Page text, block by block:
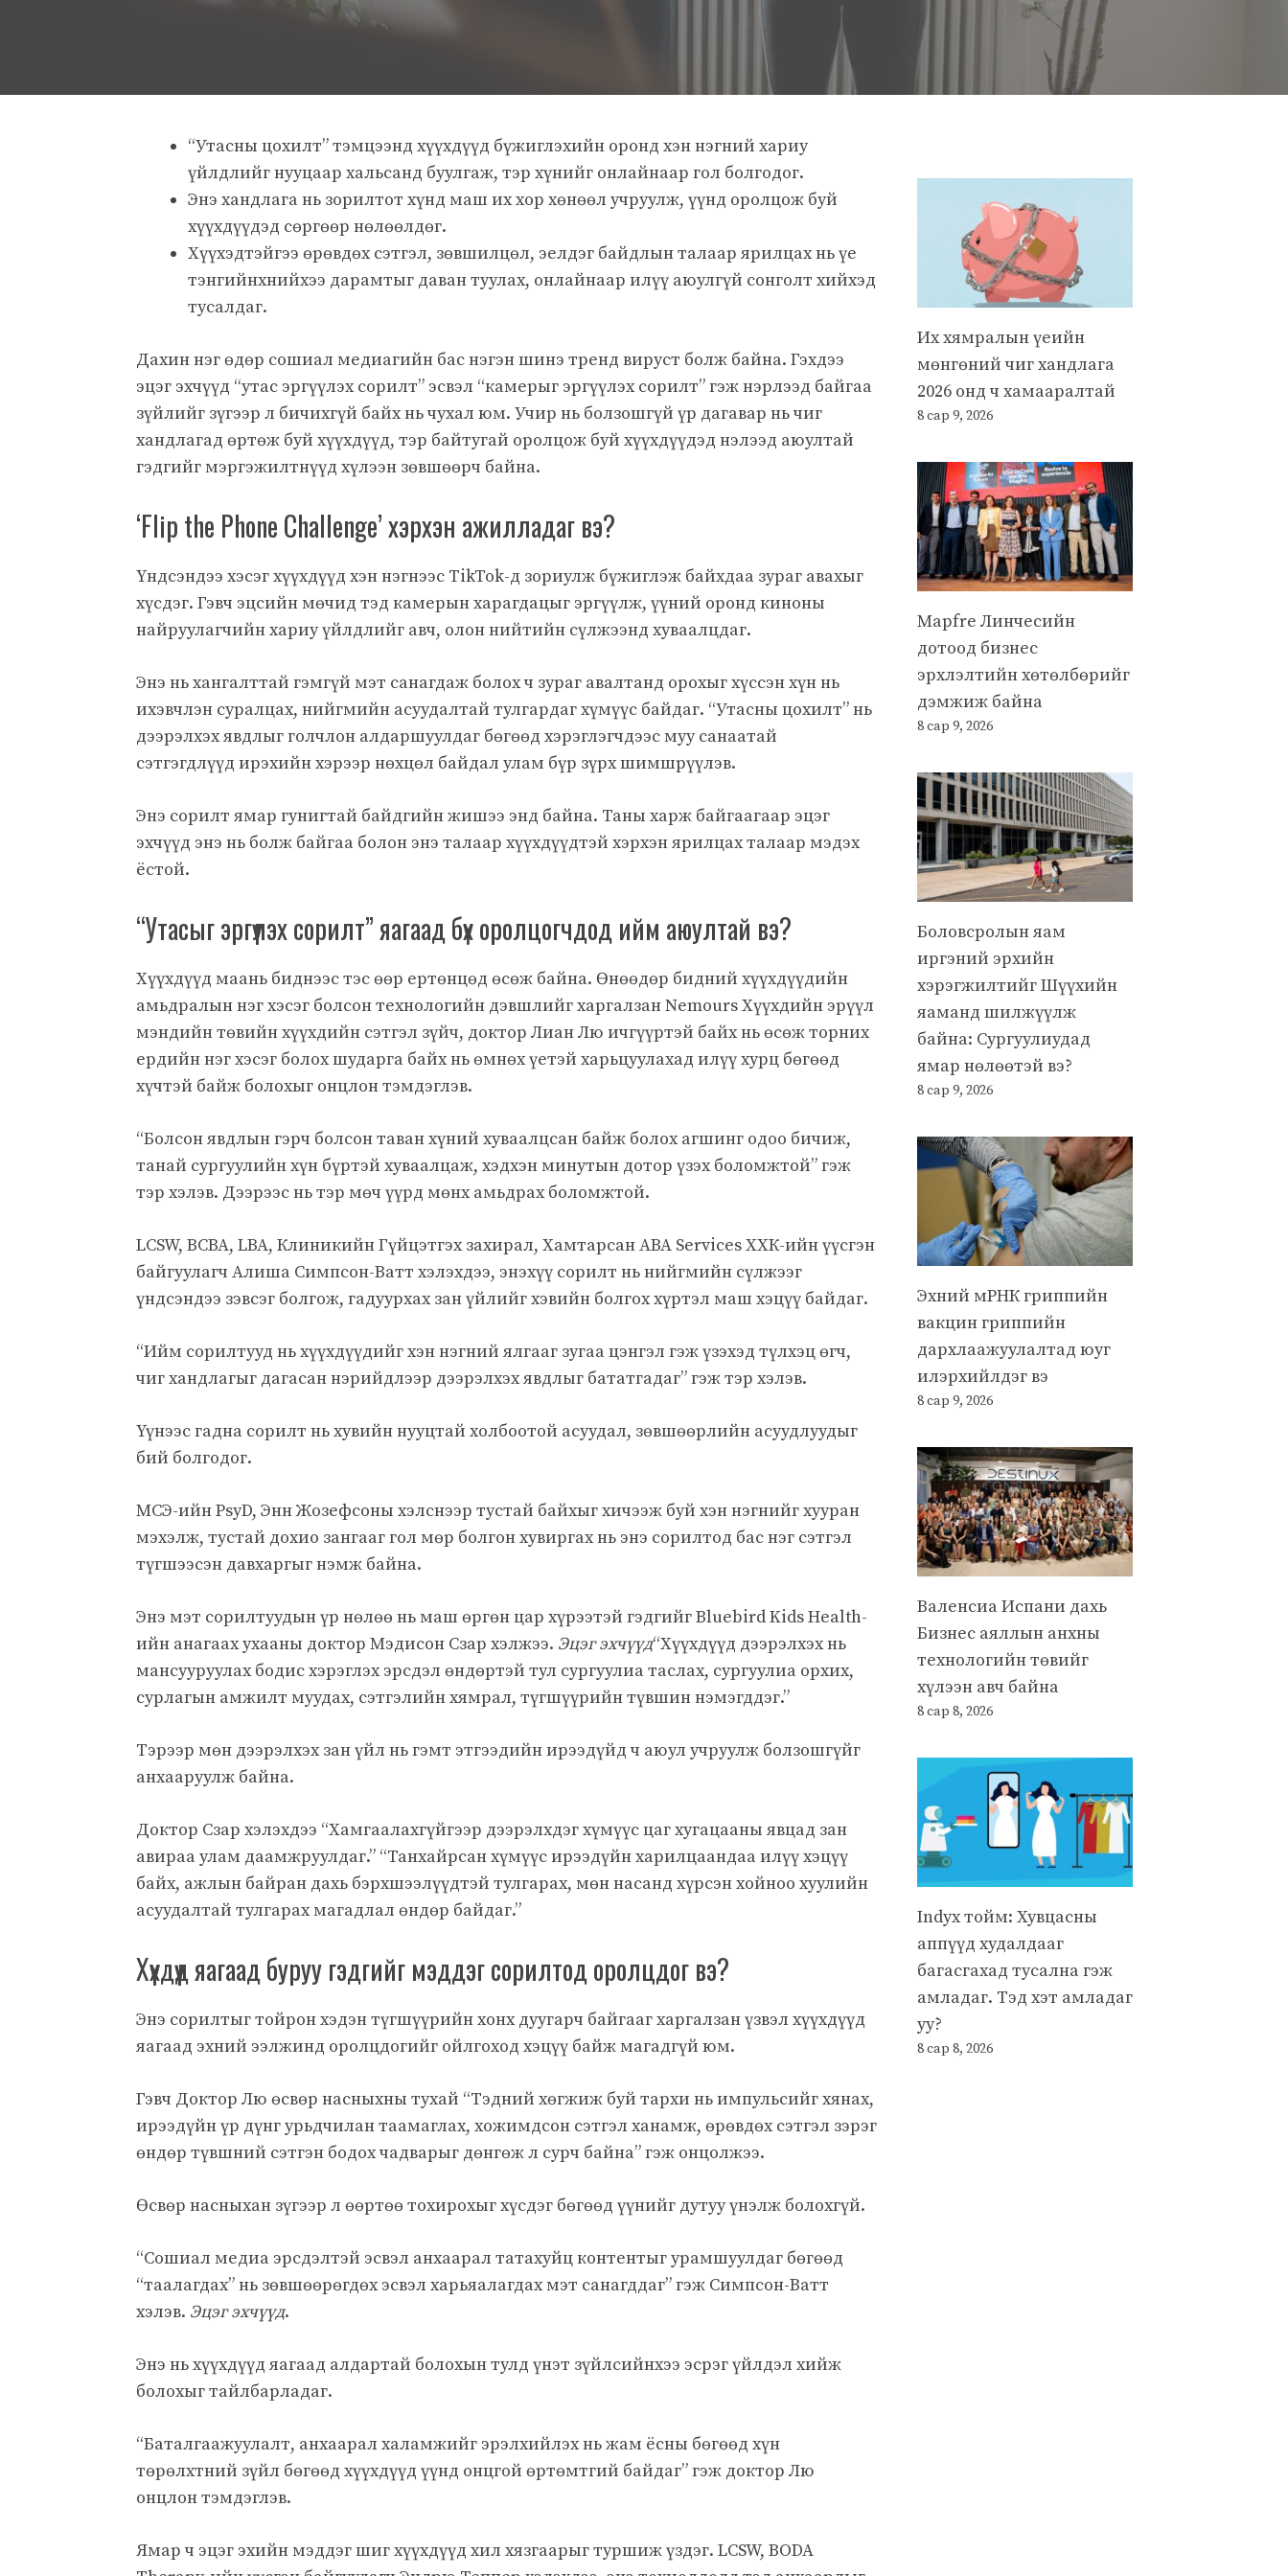
“Утасны цохилт” тэмцээнд хүүхдүүд бүжиглэхийн оронд хэн нэгний хариу
үйлдлийг нууцаар хальсанд буулгаж, тэр хүнийг онлайнаар гол болгодог.
Энэ хандлага нь зорилтот хүнд маш их хор хөнөөл учруулж, үүнд оролцож буй
хүүхдүүдэд сөргөөр нөлөөлдөг.
Хүүхэдтэйгээ өрөвдөх сэтгэл, зөвшилцөл, эелдэг байдлын талаар ярилцах нь үе
тэнгийнхнийхээ дарамтыг даван туулах, онлайнаар илүү аюулгүй сонголт хийхэд
тусалдаг.
Дахин нэг өдөр сошиал медиагийн бас нэгэн шинэ тренд вируст болж байна. Гэхдээ
эцэг эхчүүд “утас эргүүлэх сорилт” эсвэл “камерыг эргүүлэх сорилт” гэж нэрлээд байгаа
зүйлийг зүгээр л бичихгүй байх нь чухал юм. Учир нь болзошгүй үр дагавар нь чиг
хандлагад өртөж буй хүүхдүүд, тэр байтугай оролцож буй хүүхдүүдэд нэлээд аюултай
гэдгийг мэргэжилтнүүд хүлээн зөвшөөрч байна.
‘Flip the Phone Challenge’ хэрхэн ажилладаг вэ?
Үндсэндээ хэсэг хүүхдүүд хэн нэгнээс TikTok-д зориулж бүжиглэж байхдаа зураг авахыг
хүсдэг. Гэвч эцсийн мөчид тэд камерын харагдацыг эргүүлж, үүний оронд киноны
найруулагчийн хариу үйлдлийг авч, олон нийтийн сүлжээнд хуваалцдаг.
Энэ нь хангалттай гэмгүй мэт санагдаж болох ч зураг авалтанд орохыг хүссэн хүн нь
ихэвчлэн суралцах, нийгмийн асуудалтай тулгардаг хүмүүс байдаг. “Утасны цохилт” нь
дээрэлхэх явдлыг голчлон алдаршуулдаг бөгөөд хэрэглэгчдээс муу санаатай
сэтгэгдлүүд ирэхийн хэрээр нөхцөл байдал улам бүр зүрх шимшрүүлэв.
Энэ сорилт ямар гунигтай байдгийн жишээ энд байна. Таны харж байгаагаар эцэг
эхчүүд энэ нь болж байгаа болон энэ талаар хүүхдүүдтэй хэрхэн ярилцах талаар мэдэх
ёстой.
“Утасыг эргүүлэх сорилт” яагаад бүх оролцогчдод ийм аюултай вэ?
Хүүхдүүд маань биднээс тэс өөр ертөнцөд өсөж байна. Өнөөдөр бидний хүүхдүүдийн
амьдралын нэг хэсэг болсон технологийн дэвшлийг харгалзан Nemours Хүүхдийн эрүүл
мэндийн төвийн хүүхдийн сэтгэл зүйч, доктор Лиан Лю ичгүүртэй байх нь өсөж торних
ердийн нэг хэсэг болох шударга байх нь өмнөх үетэй харьцуулахад илүү хурц бөгөөд
хүчтэй байж болохыг онцлон тэмдэглэв.
“Болсон явдлын гэрч болсон таван хүний ​​хуваалцсан байж болох агшинг одоо бичиж,
танай сургуулийн хүн бүртэй хуваалцаж, хэдхэн минутын дотор үзэх боломжтой” гэж
тэр хэлэв. Дээрээс нь тэр мөч үүрд мөнх амьдрах боломжтой.
LCSW, BCBA, LBA, Клиникийн Гүйцэтгэх захирал, Хамтарсан ABA Services ХХК-ийн үүсгэн
байгуулагч Алиша Симпсон-Ватт хэлэхдээ, энэхүү сорилт нь нийгмийн сүлжээг
үндсэндээ зэвсэг болгож, гадуурхах зан үйлийг хэвийн болгох хүртэл маш хэцүү байдаг.
“Ийм сорилтууд нь хүүхдүүдийг хэн нэгний ялгааг зугаа цэнгэл гэж үзэхэд түлхэц өгч,
чиг хандлагыг дагасан нэрийдлээр дээрэлхэх явдлыг бататгадаг” гэж тэр хэлэв.
Үүнээс гадна сорилт нь хувийн нууцтай холбоотой асуудал, зөвшөөрлийн асуудлуудыг
бий болгодог.
МСЭ-ийн PsyD, Энн Жозефсоны хэлснээр тустай байхыг хичээж буй хэн нэгнийг хууран
мэхэлж, тустай дохио зангааг гол мөр болгон хувиргах нь энэ сорилтод бас нэг сэтгэл
түгшээсэн давхаргыг нэмж байна.
Энэ мэт сорилтуудын үр нөлөө нь маш өргөн цар хүрээтэй гэдгийг Bluebird Kids Health-
ийн анагаах ухааны доктор Мэдисон Сзар хэлжээ. Эцэг эхчүүд“Хүүхдүүд дээрэлхэх нь
мансууруулах бодис хэрэглэх эрсдэл өндөртэй тул сургуулиа таслах, сургуулиа орхих,
сурлагын амжилт муудах, сэтгэлийн хямрал, түгшүүрийн түвшин нэмэгддэг.”
Тэрээр мөн дээрэлхэх зан үйл нь гэмт этгээдийн ирээдүйд ч аюул учруулж болзошгүйг
анхааруулж байна.
Доктор Сзар хэлэхдээ “Хамгаалахгүйгээр дээрэлхдэг хүмүүс цаг хугацааны явцад зан
авираа улам даамжруулдаг.” “Танхайрсан хүмүүс ирээдүйн харилцаандаа илүү хэцүү
байх, ажлын байран дахь бэрхшээлүүдтэй тулгарах, мөн насанд хүрсэн хойноо хуулийн
асуудалтай тулгарах магадлал өндөр байдаг.”
Хүүхдүүд яагаад буруу гэдгийг мэддэг сорилтод оролцдог вэ?
Энэ сорилтыг тойрон хэдэн түгшүүрийн хонх дуугарч байгааг харгалзан үзвэл хүүхдүүд
яагаад эхний ээлжинд оролцдогийг ойлгоход хэцүү байж магадгүй юм.
Гэвч Доктор Лю өсвөр насныхны тухай “Тэдний хөгжиж буй тархи нь импульсийг хянах,
ирээдүйн үр дүнг урьдчилан таамаглах, хожимдсон сэтгэл ханамж, өрөвдөх сэтгэл зэрэг
өндөр түвшний сэтгэн бодох чадварыг дөнгөж л сурч байна” гэж онцолжээ.
Өсвөр насныхан зүгээр л өөртөө тохирохыг хүсдэг бөгөөд үүнийг дутуу үнэлж болохгүй.
“Сошиал медиа эрсдэлтэй эсвэл анхаарал татахуйц контентыг урамшуулдаг бөгөөд
“таалагдах” нь зөвшөөрөгдөх эсвэл харьяалагдах мэт санагддаг” гэж Симпсон-Ватт
хэлэв. Эцэг эхчүүд.
Энэ нь хүүхдүүд яагаад алдартай болохын тулд үнэт зүйлсийнхээ эсрэг үйлдэл хийж
болохыг тайлбарладаг.
“Баталгаажуулалт, анхаарал халамжийг эрэлхийлэх нь жам ёсны бөгөөд хүн
төрөлхтний зүйл бөгөөд хүүхдүүд үүнд онцгой өртөмтгий байдаг” гэж доктор Лю
онцлон тэмдэглэв.
Ямар ч эцэг эхийн мэддэг шиг хүүхдүүд хил хязгаарыг туршиж үздэг. LCSW, BODA
Их хямралын үеийн
мөнгөний чиг хандлага
2026 онд ч хамааралтай
8 сар 9, 2026
Mapfre Линчесийн
дотоод бизнес
эрхлэлтийн хөтөлбөрийг
дэмжиж байна
8 сар 9, 2026
Боловсролын яам
иргэний эрхийн
хэрэгжилтийг Шүүхийн
яаманд шилжүүлж
байна: Сургуулиудад
ямар нөлөөтэй вэ?
8 сар 9, 2026
Эхний мРНК гриппийн
вакцин гриппийн
дархлаажуулалтад юуг
илэрхийлдэг вэ
8 сар 9, 2026
Валенсиа Испани дахь
Бизнес аяллын анхны
технологийн төвийг
хүлээн авч байна
8 сар 8, 2026
Indyx тойм: Хувцасны
аппүүд худалдааг
багасгахад тусална гэж
амладаг. Тэд хэт амладаг
уу?
8 сар 8, 2026